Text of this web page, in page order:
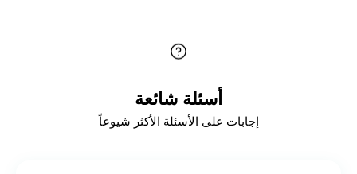
أسئلة شائعة
إجابات على الأسئلة الأكثر شيوعاً